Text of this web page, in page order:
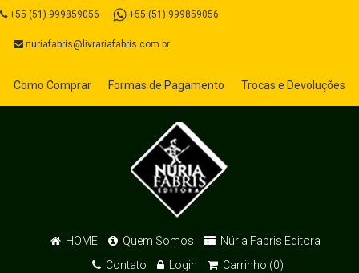
+55 (51) 999859056 +55 (51) 999859056
nuriafabris@livrariafabris.com.br
Como Comprar Formas de Pagamento Trocas e Devoluções
HOME Quem Somos
Núria Fabris Editora
Contato
Login Carrinho (0)